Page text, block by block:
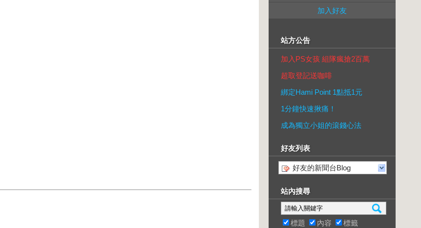
加入好友
站方公告
加入PS女孩 組隊瘋搶2百萬
超取登記送咖啡
綁定Hami Point 1點抵1元
1分鐘快速揪痛！
成為獨立小姐的滾錢心法
好友列表
好友的新聞台Blog
站內搜尋
標題 內容 標籤